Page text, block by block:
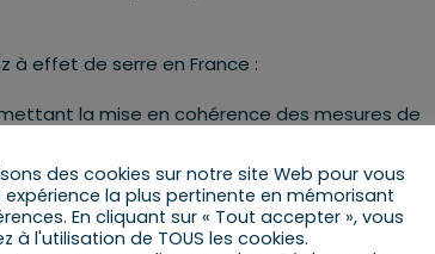
à effet de serre en France :
la mise en cohérence des mesures de
de dérogation liée au territoire et la
dérogation pour les surfaces de plus de 10
des cookies sur notre site Web pour vous
la plus pertinente en mémorisant
En cliquant sur « Tout accepter », vous
à l'utilisation de TOUS les cookies.